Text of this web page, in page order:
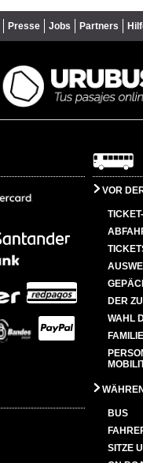
Presse Jobs Partners
VOR
DER
WAHL
BUS
SITZE